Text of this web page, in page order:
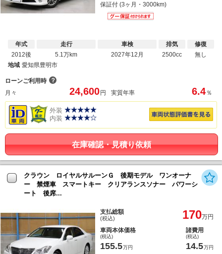
保証付 (3ヶ月・3000km)
年式
2012後
走行
5.1万km
車検
2027年12月
排気
2500cc
修復
無し
地域 愛知県豊明市
ローンご利用時 ？
月々
24,600円 実質年率 6.4 ％
外装
内装
在庫確認・見積り依頼
クラウン ロイヤルサルーンＧ 後期モデル ワンオーナ
ー 禁煙車 スマートキー クリアランスソナー パワーシ
ート 後席...
支払総額
(税込) 170万円
車両本体価格
(税込)
155.5万円
諸費用
(税込)
14.5万円